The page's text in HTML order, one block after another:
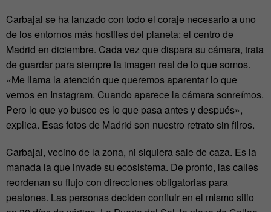
Carbajal se ha lanzado con todo el coraje necesario a uno
de los entornos más hostiles del planeta: el centro de
Madrid en diciembre. Cada vez que dispara su cámara, trata
de guardar para siempre la imagen real de lo que somos.
«Me llama la atención que queremos aparentar lo que
vemos en Instagram. Cuando aparece la cámara sonreímos.
Pero lo que yo busco es lo que pasa antes y después»,
explica. Esas fotos de Madrid son nuestro retrato sin filros.
Carbajal, vecino de la zona, ni siquiera sale de caza. Es la
manada la que invade su ecosistema. De pronto, las calles
reordenan su flujo con direcciones obligatorias para
peatones. Las personas deciden confluir en el mismo sitio